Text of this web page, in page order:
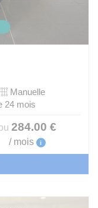
Manuelle
24 mois
284.00 €
/ mois i